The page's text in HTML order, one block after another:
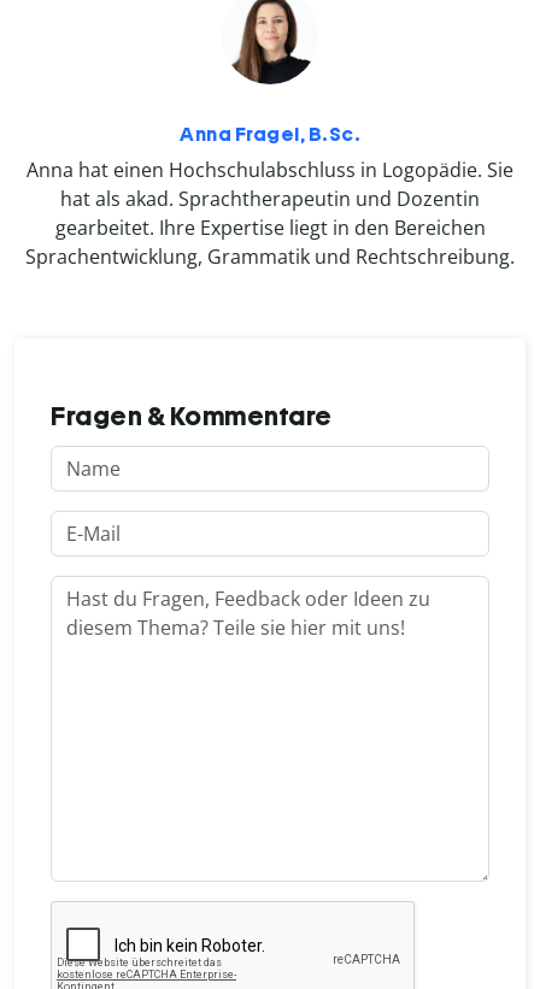
Anna Fragel, B.Sc.
Anna hat einen Hochschulabschluss in Logopädie. Sie
hat als akad. Sprachtherapeutin und Dozentin
gearbeitet. Ihre Expertise liegt in den Bereichen
Sprachentwicklung, Grammatik und Rechtschreibung.
Fragen & Kommentare